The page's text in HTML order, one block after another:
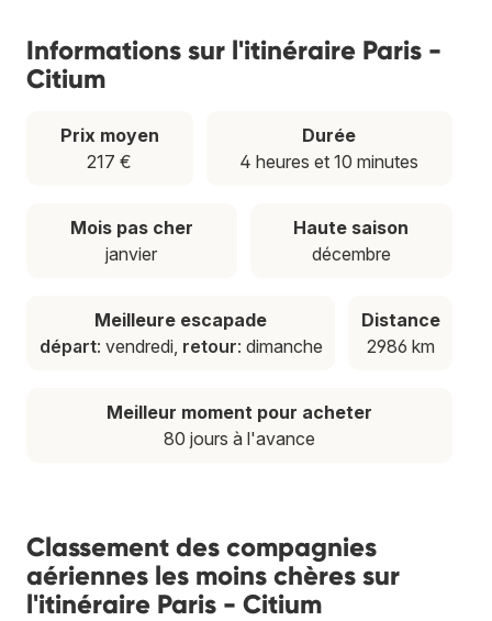
Informations sur l'itinéraire Paris -
Citium
Prix moyen
217 €
Durée
4 heures et 10 minutes
Mois pas cher
janvier
Haute saison
décembre
Meilleure escapade
départ: vendredi, retour: dimanche
Distance
2986 km
Meilleur moment pour acheter
80 jours à l'avance
Classement des compagnies
aériennes les moins chères sur
l'itinéraire Paris - Citium